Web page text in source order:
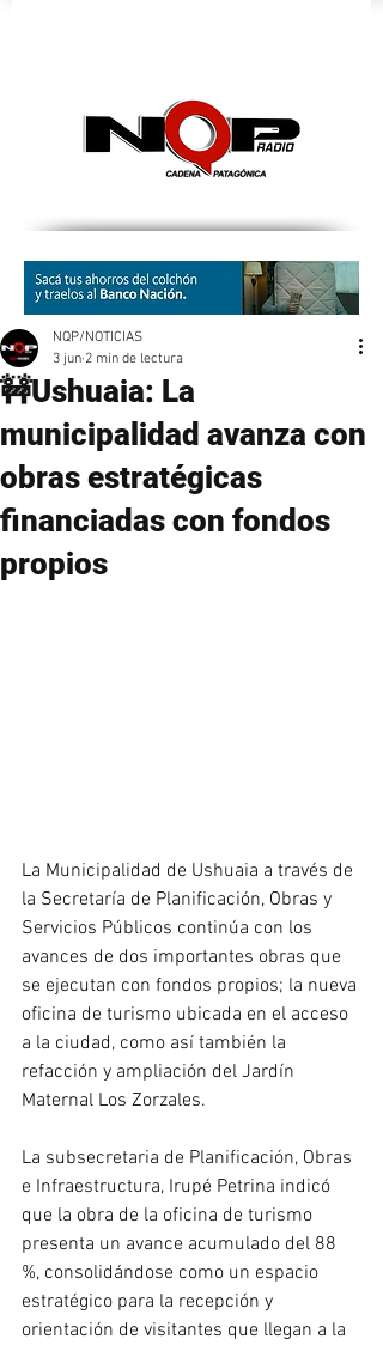
🚧Ushuaia: La
municipalidad avanza con
obras estratégicas
financiadas con fondos
propios
NQP/NOTICIAS
3 jun 2 min de lectura
La Municipalidad de Ushuaia a través de
la Secretaría de Planificación, Obras y
Servicios Públicos continúa con los
avances de dos importantes obras que
se ejecutan con fondos propios; la nueva
oficina de turismo ubicada en el acceso
a la ciudad, como así también la
refacción y ampliación del Jardín
Maternal Los Zorzales.
La subsecretaria de Planificación, Obras
e Infraestructura, Irupé Petrina indicó
que la obra de la oficina de turismo
presenta un avance acumulado del 88
%, consolidándose como un espacio
estratégico para la recepción y
orientación de visitantes que llegan a la